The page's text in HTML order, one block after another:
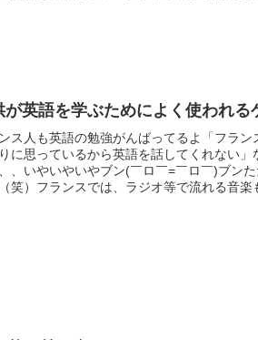
が英語を学ぶためによく使われる
ス人も英語の勉強がんばってるよ「フラン
に思っているから英語を話してくれない」
、いやいやいやブン(￣ロ￣=￣ロ￣)ブン
笑）フランスでは、ラジオ等で流れる音楽